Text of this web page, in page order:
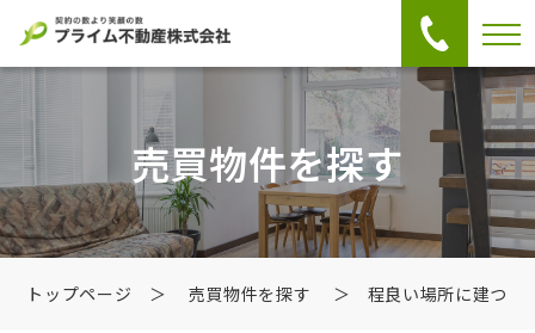
売買物件を探す
トップページ ＞ 売買物件を探す ＞ 程良い場所に建つ